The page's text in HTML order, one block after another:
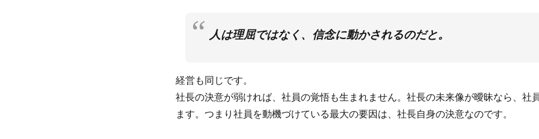
人は理屈ではなく、信念に動かされるのだと。
経営も同じです。
社長の決意が弱ければ、社員の覚悟も生まれません。社長の未来像が曖昧なら、社
ます。つまり社員を動機づけている最大の要因は、社長自身の決意なのです。